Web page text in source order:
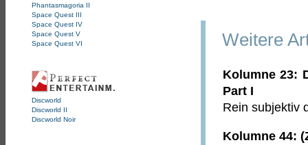
Phantasmagoria II
Space Quest III
Space Quest IV
Space Quest V
Space Quest VI
Discworld
Discworld II
Discworld Noir
Weitere
Kolumne 23:
Part I
Rein subjektiv
Kolumne 44: